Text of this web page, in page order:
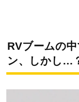
RVブームの
ン、しかし…